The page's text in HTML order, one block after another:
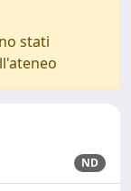
stati
ND